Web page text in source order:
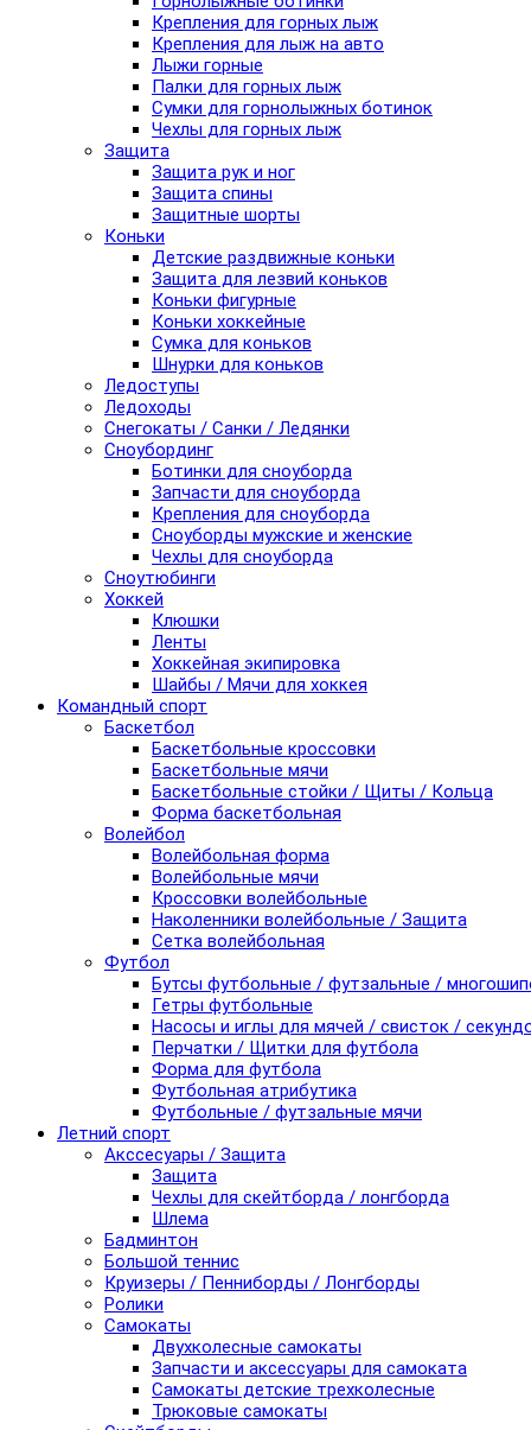
Крепления для горных лыж
Крепления для лыж на авто
Лыжи горные
Палки для горных лыж
Сумки для горнолыжных ботинок
Чехлы для горных лыж
Защита
Защита рук и ног
Защита спины
Защитные шорты
Коньки
Детские раздвижные коньки
Защита для лезвий коньков
Коньки фигурные
Коньки хоккейные
Сумка для коньков
Шнурки для коньков
Ледоступы
Ледоходы
Снегокаты / Санки / Ледянки
Сноубординг
Ботинки для сноуборда
Запчасти для сноуборда
Крепления для сноуборда
Сноуборды мужские и женские
Чехлы для сноуборда
Сноутюбинги
Хоккей
Клюшки
Ленты
Хоккейная экипировка
Шайбы / Мячи для хоккея
Командный спорт
Баскетбол
Баскетбольные кроссовки
Баскетбольные мячи
Баскетбольные стойки / Щиты / Кольца
Форма баскетбольная
Волейбол
Волейбольная форма
Волейбольные мячи
Кроссовки волейбольные
Наколенники волейбольные / Защита
Сетка волейбольная
Футбол
Бутсы футбольные / футзальные /
Гетры футбольные
Насосы и иглы для мячей / свисток /
Перчатки / Щитки для футбола
Форма для футбола
Футбольная атрибутика
Футбольные / футзальные мячи
Летний спорт
Акссесуары / Защита
Защита
Чехлы для скейтборда / лонгборда
Шлема
Бадминтон
Большой теннис
Круизеры / Пенниборды / Лонгборды
Ролики
Самокаты
Двухколесные самокаты
Запчасти и аксессуары для самоката
Самокаты детские трехколесные
Трюковые самокаты